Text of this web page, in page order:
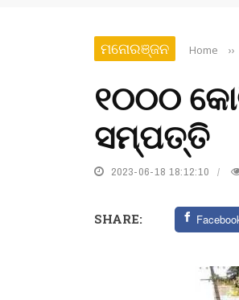
ମନୋରଞ୍ଜନ Home ››
୧୦୦୦
ସମ୍ପତ୍ତି
2023-06-18 18:12:10
SHARE: